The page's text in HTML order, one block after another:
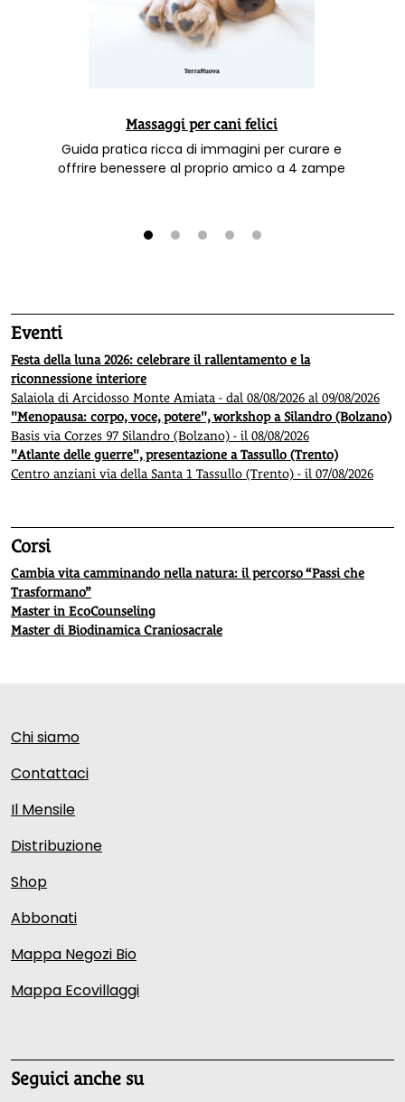
Massaggi per cani felici
Guida pratica ricca di immagini per curare e
offrire benessere al proprio amico a 4 zampe
Eventi
Festa della luna 2026: celebrare il rallentamento e la
riconnessione interiore
Salaiola di Arcidosso Monte Amiata - dal 08/08/2026 al 09/08/2026
"Menopausa: corpo, voce, potere", workshop a Silandro (Bolzano)
Basis via Corzes 97 Silandro (Bolzano) - il 08/08/2026
"Atlante delle guerre", presentazione a Tassullo (Trento)
Centro anziani via della Santa 1 Tassullo (Trento) - il 07/08/2026
Corsi
Cambia vita camminando nella natura: il percorso “Passi che
Trasformano”
Master in EcoCounseling
Master di Biodinamica Craniosacrale
Chi siamo
Contattaci
Il Mensile
Distribuzione
Shop
Abbonati
Mappa Negozi Bio
Mappa Ecovillaggi
Seguici anche su